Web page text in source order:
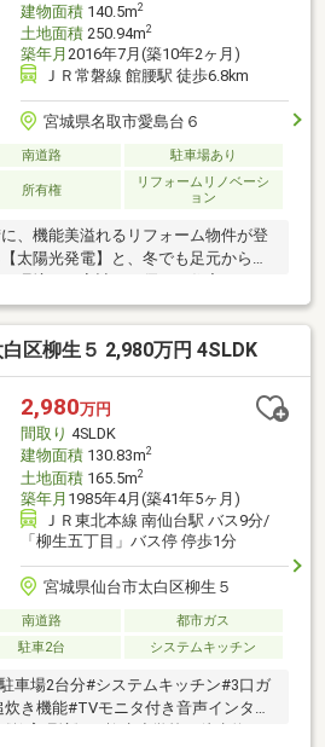
建物面積140.5m2
土地面積250.94m2
築年月 2016年7月(築10年2ヶ月)
ＪＲ常磐線 館腰駅 徒歩6.8km
宮城県名取市愛島台６
南道路 駐車場あり
所有権
リフォームリノベーシ
ョン
、機能美溢れるリフォーム物件が登
太陽光発電】と、冬でも足元から暖
ワンフロアで完結する便利な「ユー
置し、日々の家事動線もスムーズで
ートや敷地内物置も完備。令和８年
が完成し、気持ちよく新生活をスタ
態の美邸を、ぜひ現地でご体感くだ
お取引となります
区柳生５ 2,980万円 4SLDK
2,980万円
間取り 4SLDK
建物面積130.83m2
土地面積165.5m2
築年月 1985年4月(築41年5ヶ月)
ＪＲ東北本線 南仙台駅 バス9分/
「柳生五丁目」バス停 停歩1分
宮城県仙台市太白区柳生５
南道路
都市ガス
駐車2台 システムキッチン
車場2台分#システムキッチン#3口ガ
き機能#TVモニタ付き音声インター